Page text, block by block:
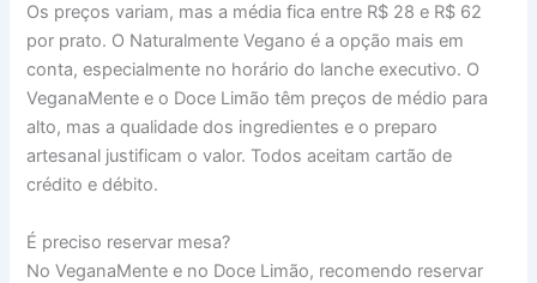
Os preços variam, mas a média fica entre R$ 28 e R$ 62
por prato. O Naturalmente Vegano é a opção mais em
conta, especialmente no horário do lanche executivo. O
VeganaMente e o Doce Limão têm preços de médio para
alto, mas a qualidade dos ingredientes e o preparo
artesanal justificam o valor. Todos aceitam cartão de
crédito e débito.
É preciso reservar mesa?
No VeganaMente e no Doce Limão, recomendo reservar